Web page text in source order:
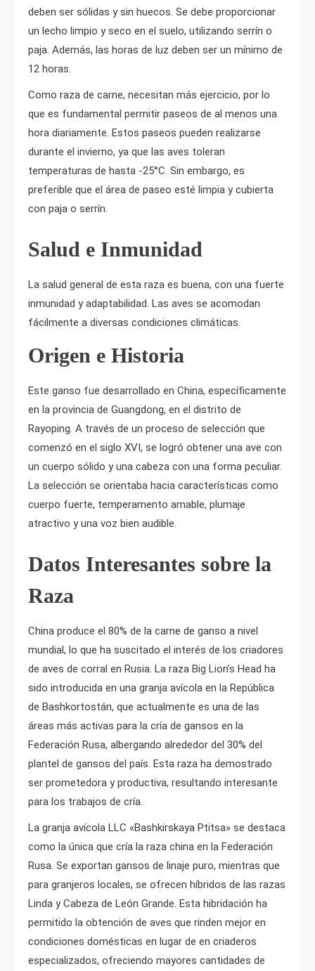
deben ser sólidas y sin huecos. Se debe proporcionar
un lecho limpio y seco en el suelo, utilizando serrín o
paja. Además, las horas de luz deben ser un mínimo de
12 horas.
Como raza de carne, necesitan más ejercicio, por lo
que es fundamental permitir paseos de al menos una
hora diariamente. Estos paseos pueden realizarse
durante el invierno, ya que las aves toleran
temperaturas de hasta -25°C. Sin embargo, es
preferible que el área de paseo esté limpia y cubierta
con paja o serrín.
Salud e Inmunidad
La salud general de esta raza es buena, con una fuerte
inmunidad y adaptabilidad. Las aves se acomodan
fácilmente a diversas condiciones climáticas.
Origen e Historia
Este ganso fue desarrollado en China, específicamente
en la provincia de Guangdong, en el distrito de
Rayoping. A través de un proceso de selección que
comenzó en el siglo XVI, se logró obtener una ave con
un cuerpo sólido y una cabeza con una forma peculiar.
La selección se orientaba hacia características como
cuerpo fuerte, temperamento amable, plumaje
atractivo y una voz bien audible.
Datos Interesantes sobre la
Raza
China produce el 80% de la carne de ganso a nivel
mundial, lo que ha suscitado el interés de los criadores
de aves de corral en Rusia. La raza Big Lion’s Head ha
sido introducida en una granja avícola en la República
de Bashkortostán, que actualmente es una de las
áreas más activas para la cría de gansos en la
Federación Rusa, albergando alrededor del 30% del
plantel de gansos del país. Esta raza ha demostrado
ser prometedora y productiva, resultando interesante
para los trabajos de cría.
La granja avícola LLC «Bashkirskaya Ptitsa» se destaca
como la única que cría la raza china en la Federación
Rusa. Se exportan gansos de linaje puro, mientras que
para granjeros locales, se ofrecen híbridos de las razas
Linda y Cabeza de León Grande. Esta hibridación ha
permitido la obtención de aves que rinden mejor en
condiciones domésticas en lugar de en criaderos
especializados, ofreciendo mayores cantidades de